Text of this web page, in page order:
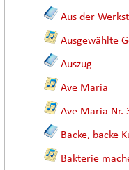
Aus der
Ausgewählte
Auszug
Ave Maria
Ave Maria Nr.
Backe, backe
Bakterie